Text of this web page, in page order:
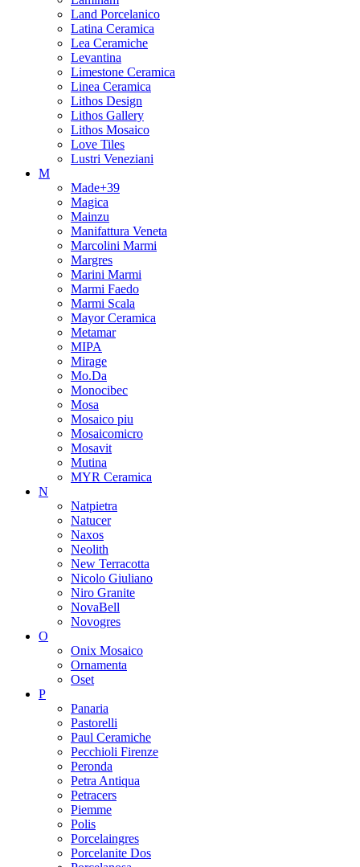
Land Porcelanico
Latina Ceramica
Lea Ceramiche
Levantina
Limestone Ceramica
Linea Ceramica
Lithos Design
Lithos Gallery
Lithos Mosaico
Love Tiles
Lustri Veneziani
M
Made+39
Magica
Mainzu
Manifattura Veneta
Marcolini Marmi
Margres
Marini Marmi
Marmi Faedo
Marmi Scala
Mayor Ceramica
Metamar
MIPA
Mirage
Mo.Da
Monocibec
Mosa
Mosaico piu
Mosaicomicro
Mosavit
Mutina
MYR Ceramica
N
Natpietra
Natucer
Naxos
Neolith
New Terracotta
Nicolo Giuliano
Niro Granite
NovaBell
Novogres
O
Onix Mosaico
Ornamenta
Oset
P
Panaria
Pastorelli
Paul Ceramiche
Pecchioli Firenze
Peronda
Petra Antiqua
Petracers
Piemme
Polis
Porcelaingres
Porcelanite Dos